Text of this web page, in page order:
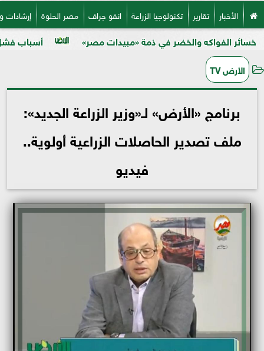
الأخبار تقارير تكنولوجيا الزراعة انفو جراف مصر الحلوة
أسباب فشل تحجيم والخضر في ذمة «مبيدات مصر»
الأرض TV
برنامج «الأرض» لـ«وزير الزراعة الجديد»:
ملف تصدير الحاصلات الزراعية أولوية..
فيديو